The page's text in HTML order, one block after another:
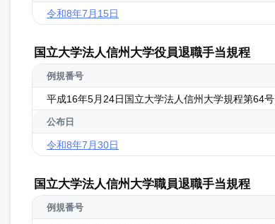
令和8年7月15日
国立大学法人信州大学役員退職手当規程
例規番号
平成16年5月24日国立大学法人信州大学規程第64号
公布日
令和8年7月30日
国立大学法人信州大学職員退職手当規程
例規番号